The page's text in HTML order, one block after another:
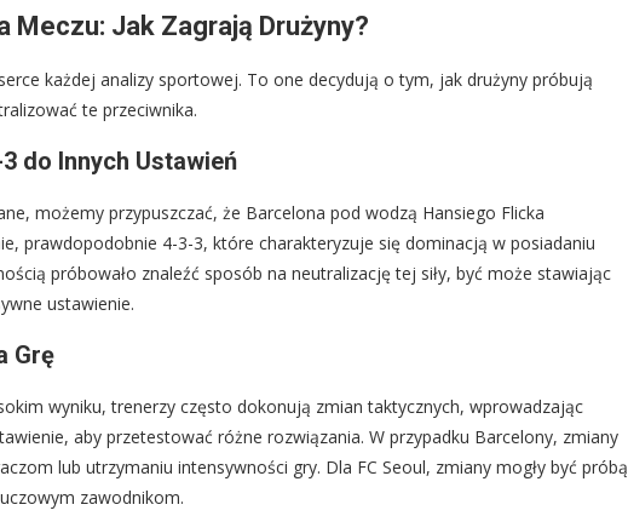
Meczu: Jak Zagrają Drużyny?
każdej analizy sportowej. To one decydują o tym, jak drużyny próbują
te przeciwnika.
do Innych Ustawień
możemy przypuszczać, że Barcelona pod wodzą Hansiego Flicka
prawdopodobnie 4-3-3, które charakteryzuje się dominacją w posiadaniu
próbowało znaleźć sposób na neutralizację tej siły, być może stawiając
ustawienie.
Grę
wyniku, trenerzy często dokonują zmian taktycznych, wprowadzając
aby przetestować różne rozwiązania. W przypadku Barcelony, zmiany
lub utrzymaniu intensywności gry. Dla FC Seoul, zmiany mogły być próbą
zawodnikom.